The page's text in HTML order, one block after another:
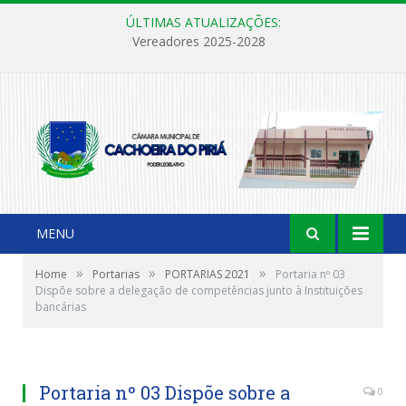
ÚLTIMAS ATUALIZAÇÕES:
Vereadores 2025-2028
MENU
Home » Portarias » PORTARIAS 2021 »
Portaria nº 03
Dispõe sobre a delegação de competências junto à Instituições
bancárias
Portaria nº 03 Dispõe sobre a
0